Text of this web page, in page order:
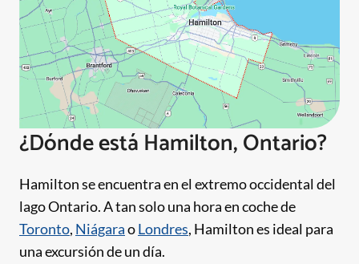
¿Dónde está Hamilton, Ontario?
Hamilton se encuentra en el extremo occidental del
lago Ontario. A tan solo una hora en coche de
Toronto, NiágaraoLondres, Hamilton es ideal para
una excursión de un día.